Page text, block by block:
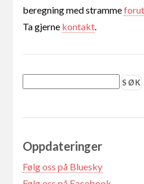
beregning med stramme
Ta gjerne kontakt.
Oppdateringer
Følg oss på Bluesky